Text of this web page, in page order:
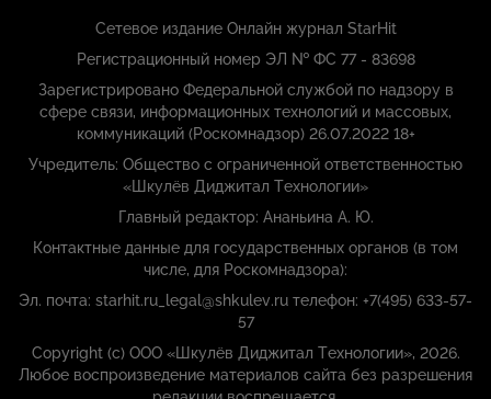
Сетевое издание Онлайн журнал StarHit
Регистрационный номер ЭЛ № ФС 77 - 83698
Зарегистрировано Федеральной службой по надзору в
сфере связи, информационных технологий и массовых,
коммуникаций (Роскомнадзор) 26.07.2022 18+
Учредитель: Общество с ограниченной ответственностью
«Шкулёв Диджитал Технологии»
Главный редактор: Ананьина А. Ю.
Контактные данные для государственных органов (в том
числе, для Роскомнадзора):
Эл. почта: starhit.ru_legal@shkulev.ru телефон: +7(495) 633-57-
57
Copyright (с) ООО «Шкулёв Диджитал Технологии», 2026.
Любое воспроизведение материалов сайта без разрешения